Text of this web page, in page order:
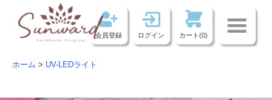
会員登録 ログイン カート(0)
ホーム > UV-LEDライト